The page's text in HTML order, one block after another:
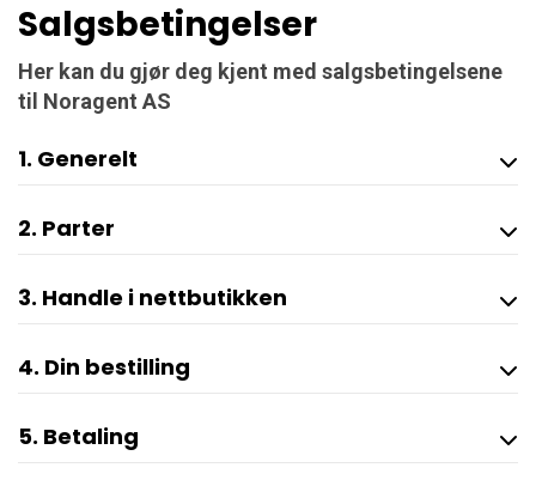
Salgsbetingelser
Her kan du gjør deg kjent med salgsbetingelsene
til Noragent AS
1. Generelt
2. Parter
3. Handle i nettbutikken
4. Din bestilling
5. Betaling